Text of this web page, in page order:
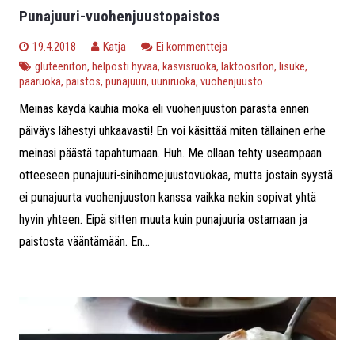
Punajuuri-vuohenjuustopaistos
19.4.2018 Katja
Ei kommentteja
gluteeniton, helposti hyvää, kasvisruoka, laktoositon, lisuke,
pääruoka, paistos, punajuuri, uuniruoka, vuohenjuusto
Meinas käydä kauhia moka eli vuohenjuuston parasta ennen
päiväys lähestyi uhkaavasti! En voi käsittää miten tällainen erhe
meinasi päästä tapahtumaan. Huh. Me ollaan tehty useampaan
otteeseen punajuuri-sinihomejuustovuokaa, mutta jostain syystä
ei punajuurta vuohenjuuston kanssa vaikka nekin sopivat yhtä
hyvin yhteen. Eipä sitten muuta kuin punajuuria ostamaan ja
paistosta vääntämään. En...